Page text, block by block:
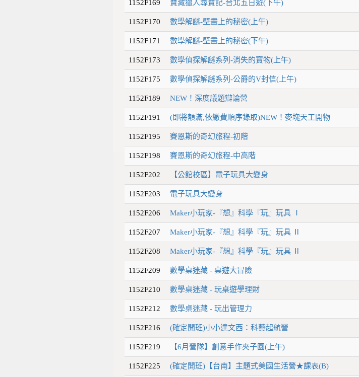
1152F169 寶藏獵人尋寶記-台北五日遊(下午)
1152F170 數學解謎-壁畫上的秘密(上午)
1152F171 數學解謎-壁畫上的秘密(下午)
1152F173 數學偵探解謎系列-消失的寶物(上午)
1152F175 數學偵探解謎系列-公爵的V封信(上午)
1152F189 NEW！深度議題辯論營
1152F191 (即將額滿,依繳費順序錄取)NEW！麥塊天工開物
1152F195 賽恩斯的奇幻旅程-初階
1152F198 賽恩斯的奇幻旅程-中高階
1152F202 【公館校區】電子玩具大變身
1152F203 電子玩具大變身
1152F206 Maker小玩家-『想』科學『玩』玩具 Ⅰ
1152F207 Maker小玩家-『想』科學『玩』玩具 Ⅱ
1152F208 Maker小玩家-『想』科學『玩』玩具 Ⅱ
1152F209 數學桌迷藏 - 桌遊大冒險
1152F210 數學桌迷藏 - 玩桌遊學理財
1152F212 數學桌迷藏 - 玩出管理力
1152F216 (確定開班)小小達文西：科藝起航營
1152F219 【6月營隊】創意手作夾子園(上午)
1152F225 (確定開班)【台南】主題式美國生活營★課表(B)